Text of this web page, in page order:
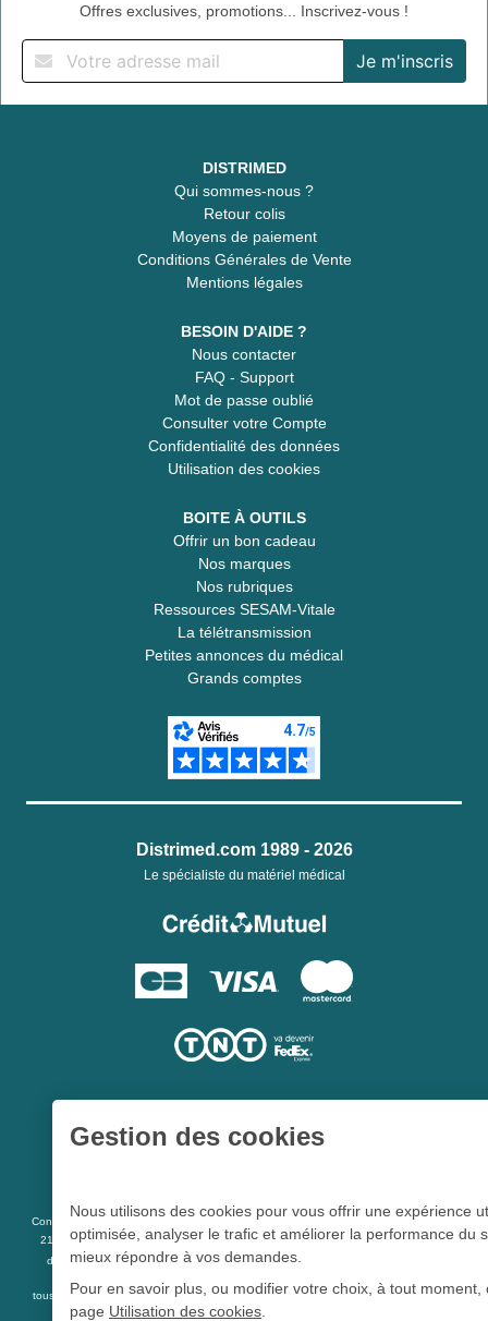
Offres exclusives, promotions... Inscrivez-vous !
DISTRIMED
Qui sommes-nous ?
Retour colis
Moyens de paiement
Conditions Générales de Vente
Mentions légales
BESOIN D'AIDE ?
Nous contacter
FAQ - Support
Mot de passe oublié
Consulter votre Compte
Confidentialité des données
Utilisation des cookies
BOITE À OUTILS
Offrir un bon cadeau
Nos marques
Nos rubriques
Ressources SESAM-Vitale
La télétransmission
Petites annonces du médical
Grands comptes
Distrimed.com 1989 - 2026
Le spécialiste du matériel médical
Conformément aux articles L 5213-3 du code de la santé publique et à l’arrêté du
21 décembre 2012 fixant la liste des dispositifs médicaux qui peuvent faire l’objet
d’une publicité auprès du public, et à l'articleR 5213-1
tous les dispositifs médicaux présents sur ce site peuvent faire l'objet d'une publicité
destinée au public.
Gestion des cookies
Nous utilisons des cookies pour vous offrir une expérience
optimisée, analyser le trafic et améliorer la performance du
mieux répondre à vos demandes.
Pour en savoir plus, ou modifier votre choix, à tout moment,
page Utilisation des cookies